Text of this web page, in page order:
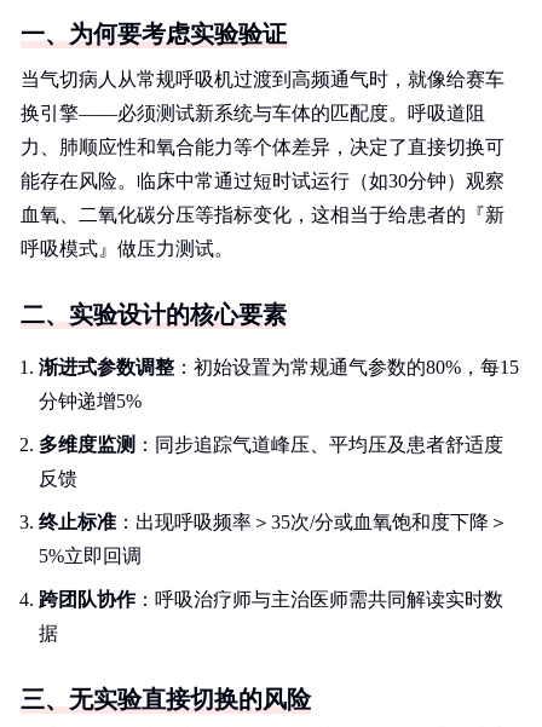
一、为何要考虑实验验证
当气切病人从常规呼吸机过渡到高频通气时，就像给赛车
换引擎——必须测试新系统与车体的匹配度。呼吸道阻
力、肺顺应性和氧合能力等个体差异，决定了直接切换可
能存在风险。临床中常通过短时试运行（如30分钟）观察
血氧、二氧化碳分压等指标变化，这相当于给患者的『新
呼吸模式』做压力测试。
二、实验设计的核心要素
渐进式参数调整 ：初始设置为常规通气参数的80%，每15
分钟递增5%
多维度监测 ：同步追踪气道峰压、平均压及患者舒适度
反馈
终止标准 ：出现呼吸频率＞35次/分或血氧饱和度下降＞
5%立即回调
跨团队协作：呼吸治疗师与主治医师需共同解读实时数
据
三、无实验直接切换的风险